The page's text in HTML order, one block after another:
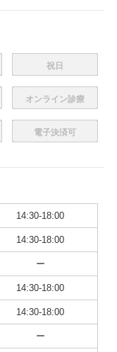
祝日
オンライン診療
電子決済可
14:30-18:00
14:30-18:00
ー
14:30-18:00
14:30-18:00
ー